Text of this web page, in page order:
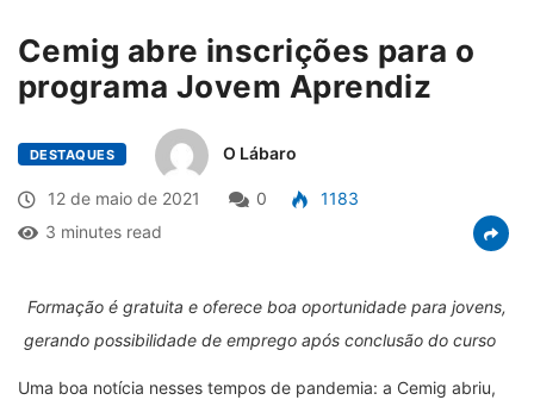
Cemig abre inscrições para o
programa Jovem Aprendiz
DESTAQUES O Lábaro
12 de maio de 2021 0
1183
3 minutes read
Formação é gratuita e oferece boa oportunidade para jovens,
gerando possibilidade de emprego após conclusão do curso
Uma boa notícia nesses tempos de pandemia: a Cemig abriu,